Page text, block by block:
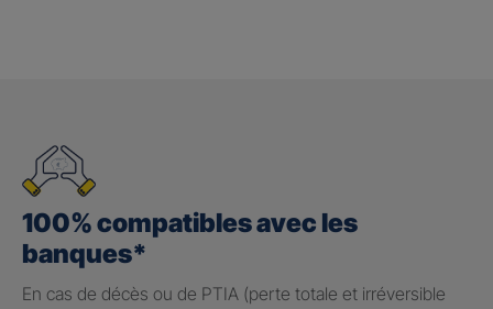
100% compatibles avec les
banques*
En cas de décès ou de PTIA (perte totale et irréversible